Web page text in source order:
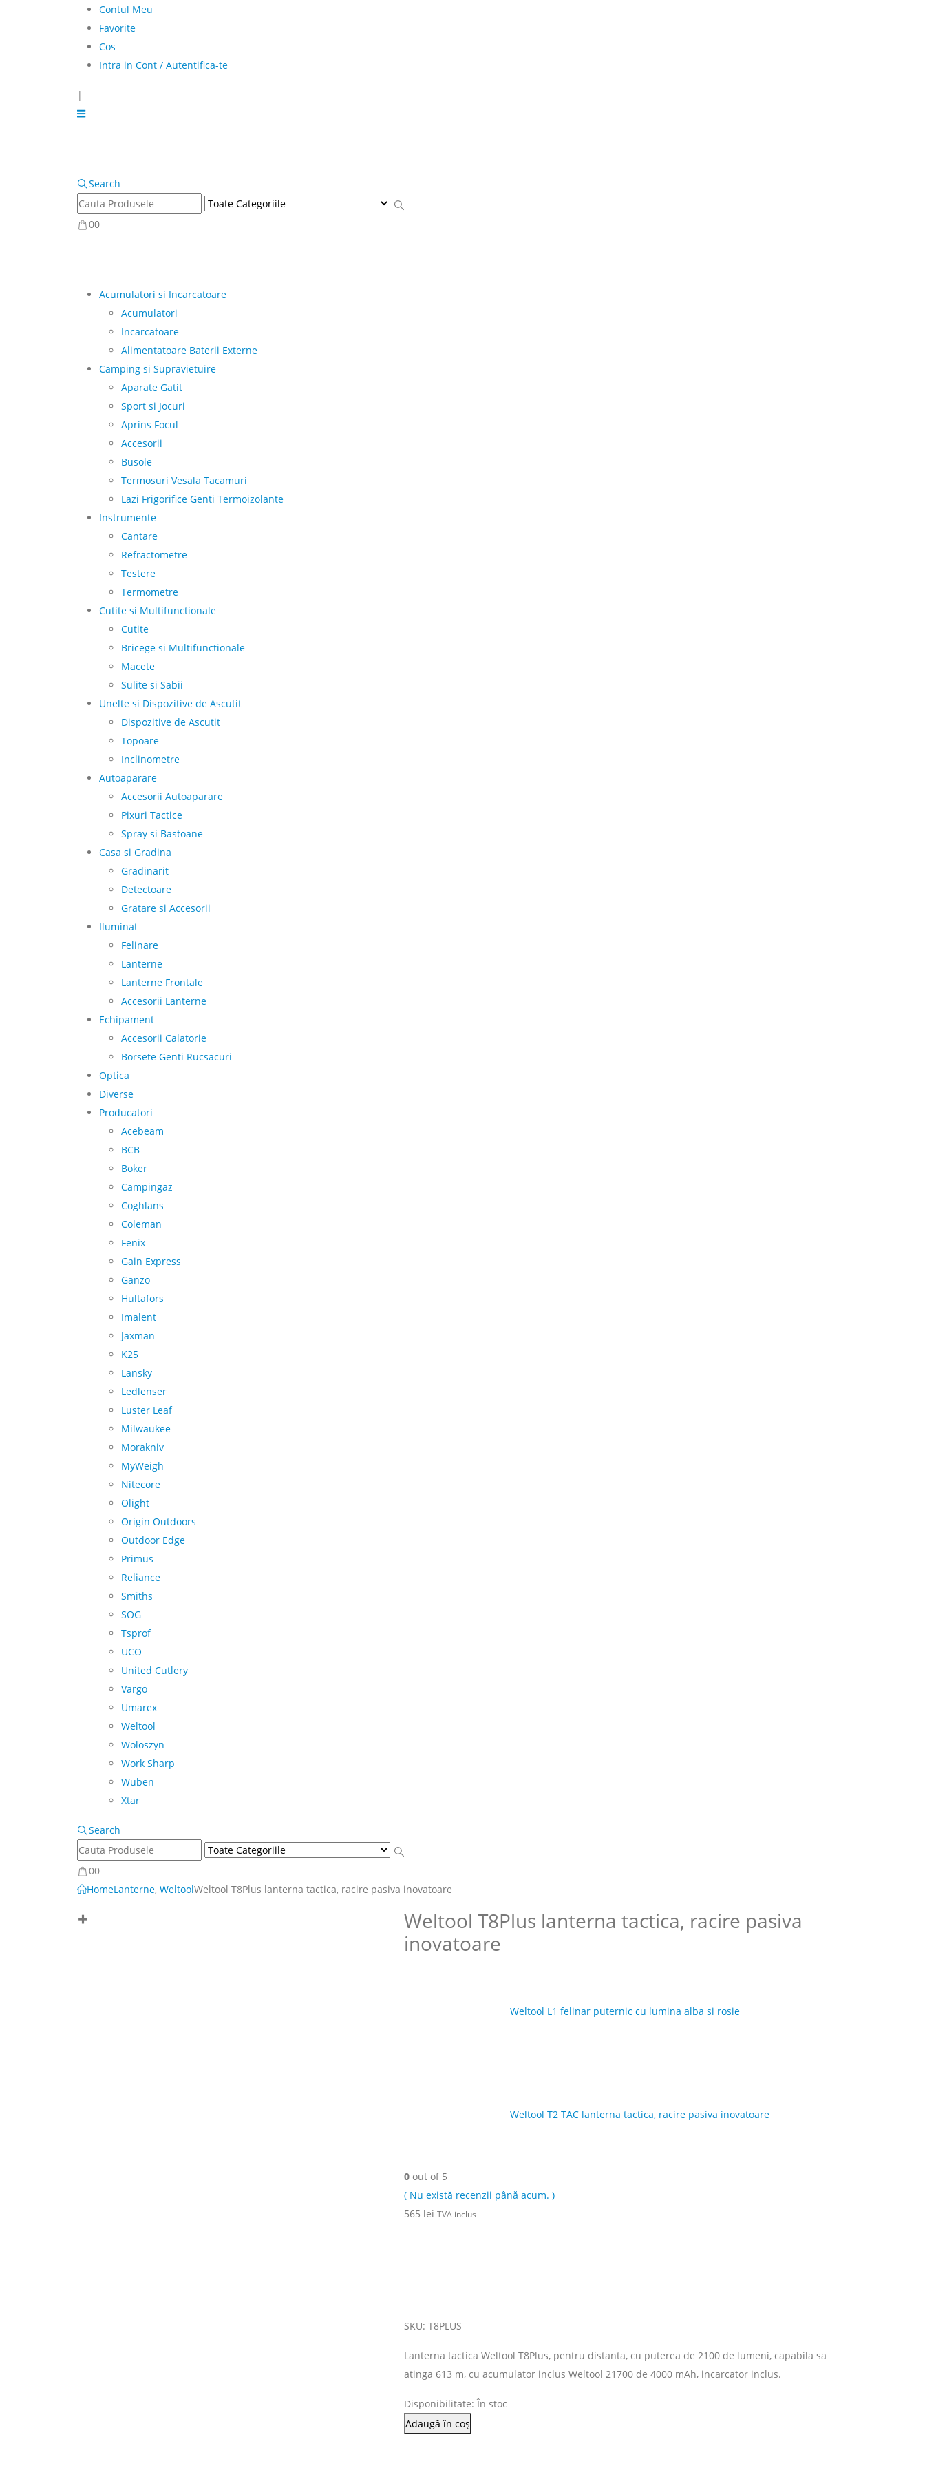
Contul Meu
Favorite
Cos
Intra in Cont / Autentifica-te
|
Search
00
Acumulatori si Incarcatoare
Acumulatori
Incarcatoare
Alimentatoare Baterii Externe
Camping si Supravietuire
Aparate Gatit
Sport si Jocuri
Aprins Focul
Accesorii
Busole
Termosuri Vesala Tacamuri
Lazi Frigorifice Genti Termoizolante
Instrumente
Cantare
Refractometre
Testere
Termometre
Cutite si Multifunctionale
Cutite
Bricege si Multifunctionale
Macete
Sulite si Sabii
Unelte si Dispozitive de Ascutit
Dispozitive de Ascutit
Topoare
Inclinometre
Autoaparare
Accesorii Autoaparare
Pixuri Tactice
Spray si Bastoane
Casa si Gradina
Gradinarit
Detectoare
Gratare si Accesorii
Iluminat
Felinare
Lanterne
Lanterne Frontale
Accesorii Lanterne
Echipament
Accesorii Calatorie
Borsete Genti Rucsacuri
Optica
Diverse
Producatori
Acebeam
BCB
Boker
Campingaz
Coghlans
Coleman
Fenix
Gain Express
Ganzo
Hultafors
Imalent
Jaxman
K25
Lansky
Ledlenser
Luster Leaf
Milwaukee
Morakniv
MyWeigh
Nitecore
Olight
Origin Outdoors
Outdoor Edge
Primus
Reliance
Smiths
SOG
Tsprof
UCO
United Cutlery
Vargo
Umarex
Weltool
Woloszyn
Work Sharp
Wuben
Xtar
Search
00
HomeLanterne, WeltoolWeltool T8Plus lanterna tactica, racire pasiva inovatoare
Weltool T8Plus lanterna tactica, racire pasiva
inovatoare
Weltool L1 felinar puternic cu lumina alba si rosie
Weltool T2 TAC lanterna tactica, racire pasiva inovatoare
0 out of 5
( Nu există recenzii până acum. )
565 lei TVA inclus
SKU: T8PLUS
Lanterna tactica Weltool T8Plus, pentru distanta, cu puterea de 2100 de lumeni, capabila sa
atinga 613 m, cu acumulator inclus Weltool 21700 de 4000 mAh, incarcator inclus.
Disponibilitate: În stoc
Adaugă în coș